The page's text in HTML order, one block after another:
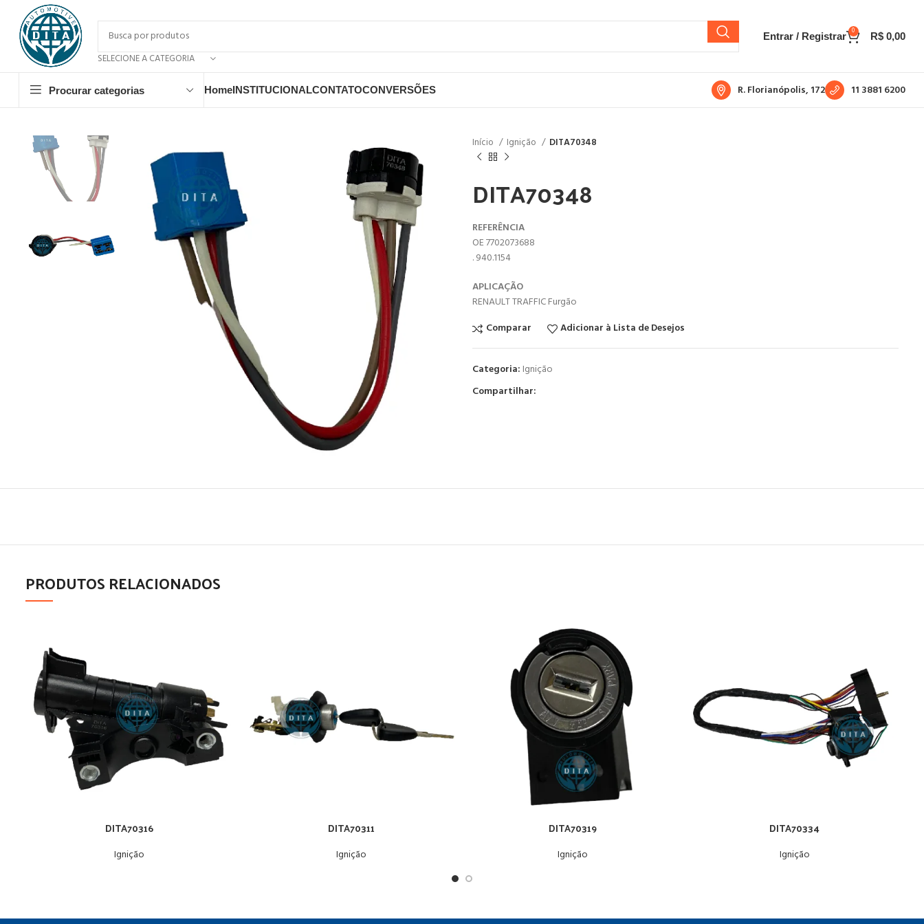
SELECIONE A CATEGORIA
Entrar / Registrar 0 R$ 0,00
Procurar categorias HomeINSTITUCIONALCONTATOCONVERSÕES R. Florianópolis, 172 11 3881 6200
Início Ignição DITA70348
DITA70348
REFERÊNCIA
OE 7702073688
. 940.1154
APLICAÇÃO
RENAULT TRAFFIC Furgão
Comparar
Adicionar à Lista de Desejos
Categoria: Ignição
Compartilhar:
PRODUTOS RELACIONADOS
DITA70316
Ignição
DITA70311
Ignição
DITA70319
Ignição
DITA70334
Ignição